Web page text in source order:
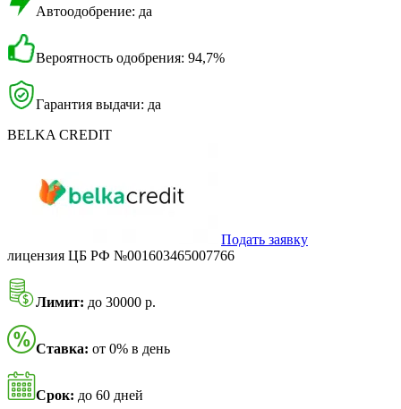
Автоодобрение: да
Вероятность одобрения: 94,7%
Гарантия выдачи: да
BELKA CREDIT
Подать заявку
лицензия ЦБ РФ №001603465007766
Лимит: до 30000 р.
Ставка: от 0% в день
Срок: до 60 дней